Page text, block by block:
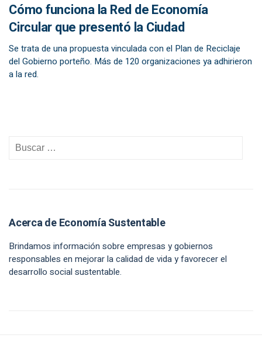
Cómo funciona la Red de Economía
Circular que presentó la Ciudad
Se trata de una propuesta vinculada con el Plan de Reciclaje
del Gobierno porteño. Más de 120 organizaciones ya adhirieron
a la red.
Acerca de Economía Sustentable
Brindamos información sobre empresas y gobiernos
responsables en mejorar la calidad de vida y favorecer el
desarrollo social sustentable.